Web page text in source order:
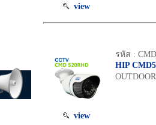
view
view
รหัส :
HIP